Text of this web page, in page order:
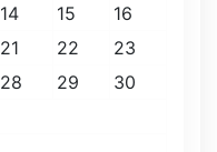
14 15
16
21 22
23
28 29
30